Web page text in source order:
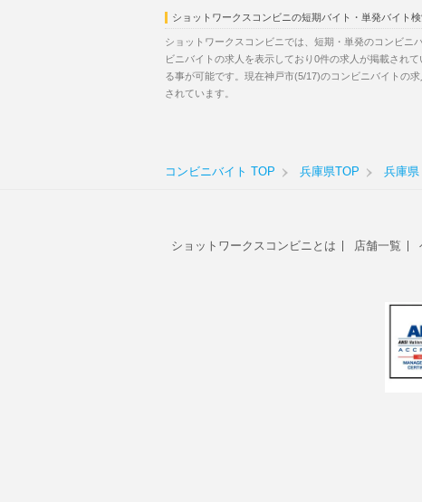
ショットワークスコンビニの短期バイト・単発バイト
ショットワークスコンビニでは、短期・単発のコンビニ
ビニバイトの求人を表示しており0件の求人が掲載され
る事が可能です。現在神戸市(5/17)のコンビニバイトの
されています。
コンビニバイト TOP 兵庫県TOP 兵庫県
ショットワークスコンビニとは 店舗一覧